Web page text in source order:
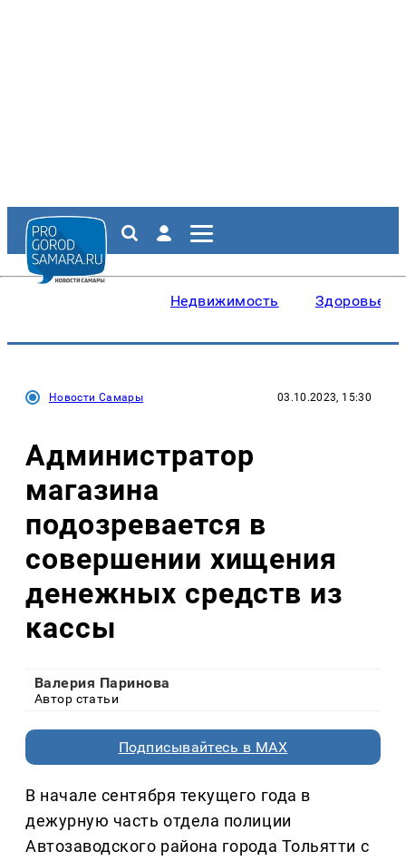
Недвижимость Здоровье
Новости Самары 03.10.2023, 15:30
Администратор
магазина
подозревается в
совершении хищения
денежных средств из
кассы
Валерия Паринова
Автор статьи
Подписывайтесь в MAX
В начале сентября текущего года в
дежурную часть отдела полиции
Автозаводского района города Тольятти с